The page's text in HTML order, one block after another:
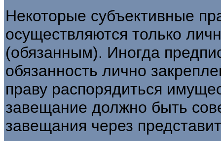
Некоторые субъективные
осуществляются только
(обязанным). Иногда
обязанность лично
праву распорядиться
завещание должно быть
завещания через